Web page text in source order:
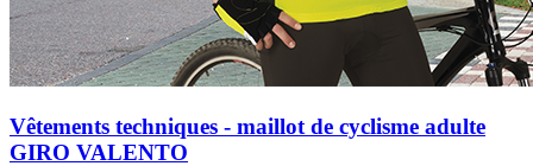
Vêtements techniques - maillot de cyclisme adulte
GIRO VALENTO